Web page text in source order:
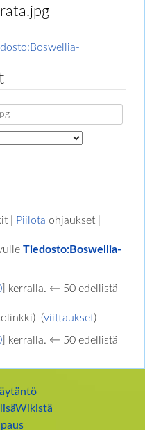
| Piilota ohjaukset |
Tiedosto:Boswellia-
] kerralla. ← 50 edellistä
(viittaukset)
] kerralla. ← 50 edellistä